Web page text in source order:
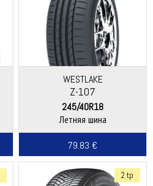
WESTLAKE
Z-107
245/40R18
Летняя шина
79.83 €
2 tp